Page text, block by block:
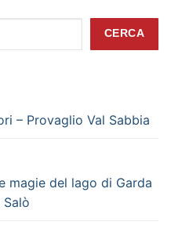
CERCA
– Provaglio Val Sabbia
magie del lago di Garda